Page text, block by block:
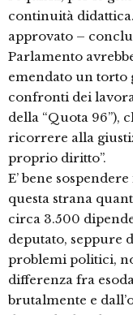
continuità
approvato –
Parlamento
emendato un torto
confronti dei
della “Quota 96”),
ricorrere alla
proprio diritto”.
E’ bene
questa strana
circa 3.500
deputato, seppure
problemi politici,
differenza fra
brutalmente e